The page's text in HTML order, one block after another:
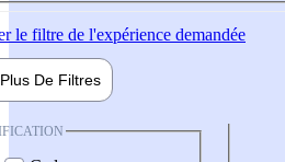
le filtre de l'expérience demandée
Plus De Filtres